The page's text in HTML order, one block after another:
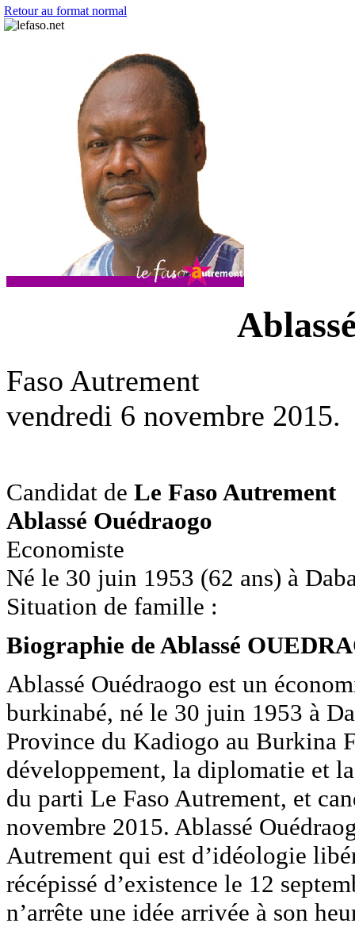
Retour au format normal
Faso Autrement
vendredi 6 novembre 2015.
Candidat de Le Faso Autrement
Ablassé Ouédraogo
Economiste
Né le 30 juin 1953 (62 ans) à
Situation de famille :
Biographie de Ablassé
Ablassé Ouédraogo est un
burkinabé, né le 30 juin 1953 à
Province du Kadiogo au Burkina
développement, la diplomatie et
du parti Le Faso Autrement, et
novembre 2015. Ablassé
Autrement qui est d’idéologie
récépissé d’existence le 12
n’arrête une idée arrivée à son